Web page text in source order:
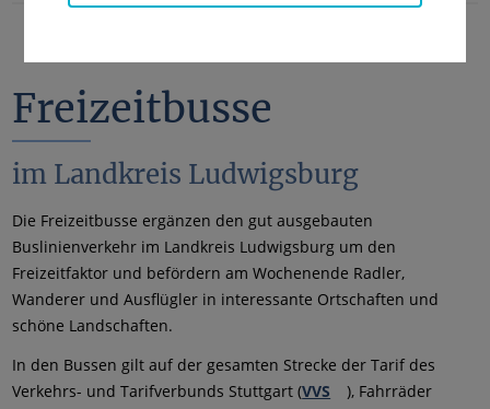
Freizeitbusse
im Landkreis Ludwigsburg
Die Freizeitbusse ergänzen den gut ausgebauten
Buslinienverkehr im Landkreis Ludwigsburg um den
Freizeitfaktor und befördern am Wochenende Radler,
Wanderer und Ausflügler in interessante Ortschaften und
schöne Landschaften.
In den Bussen gilt auf der gesamten Strecke der Tarif des
Verkehrs- und Tarifverbunds Stuttgart (VVS
), Fahrräder